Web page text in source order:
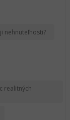
nehnuteľnosti?
realitných